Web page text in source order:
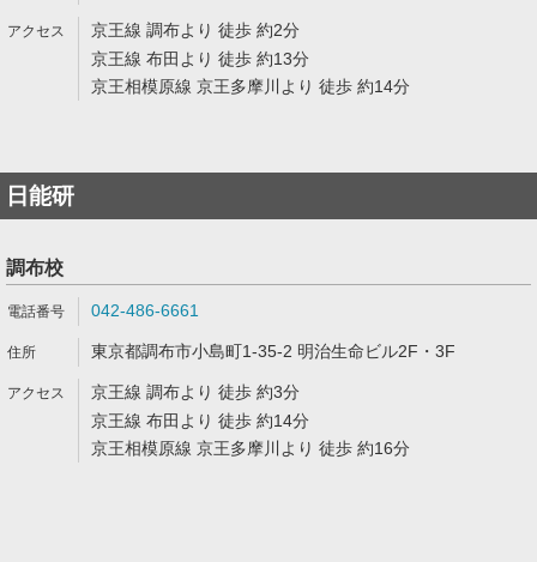
京王線 調布より 徒歩 約2分
京王線 布田より 徒歩 約13分
京王相模原線 京王多摩川より 徒歩 約14分
日能研
調布校
042-486-6661
東京都調布市小島町1-35-2 明治生命ビル2F・3F
京王線 調布より 徒歩 約3分
京王線 布田より 徒歩 約14分
京王相模原線 京王多摩川より 徒歩 約16分